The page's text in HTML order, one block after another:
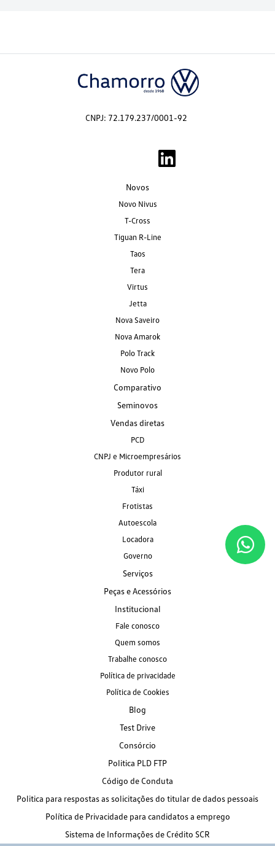
CNPJ: 72.179.237/0001-92
Novos
Novo Nivus
T-Cross
Tiguan R-Line
Taos
Tera
Virtus
Jetta
Nova Saveiro
Nova Amarok
Polo Track
Novo Polo
Comparativo
Seminovos
Vendas diretas
PCD
CNPJ e Microempresários
Produtor rural
Táxi
Frotistas
Autoescola
Locadora
Governo
Serviços
Peças e Acessórios
Institucional
Fale conosco
Quem somos
Trabalhe conosco
Política de privacidade
Política de Cookies
Blog
Test Drive
Consórcio
Politica PLD FTP
Código de Conduta
Politica para respostas as solicitações do titular de dados pessoais
Política de Privacidade para candidatos a emprego
Sistema de Informações de Crédito SCR